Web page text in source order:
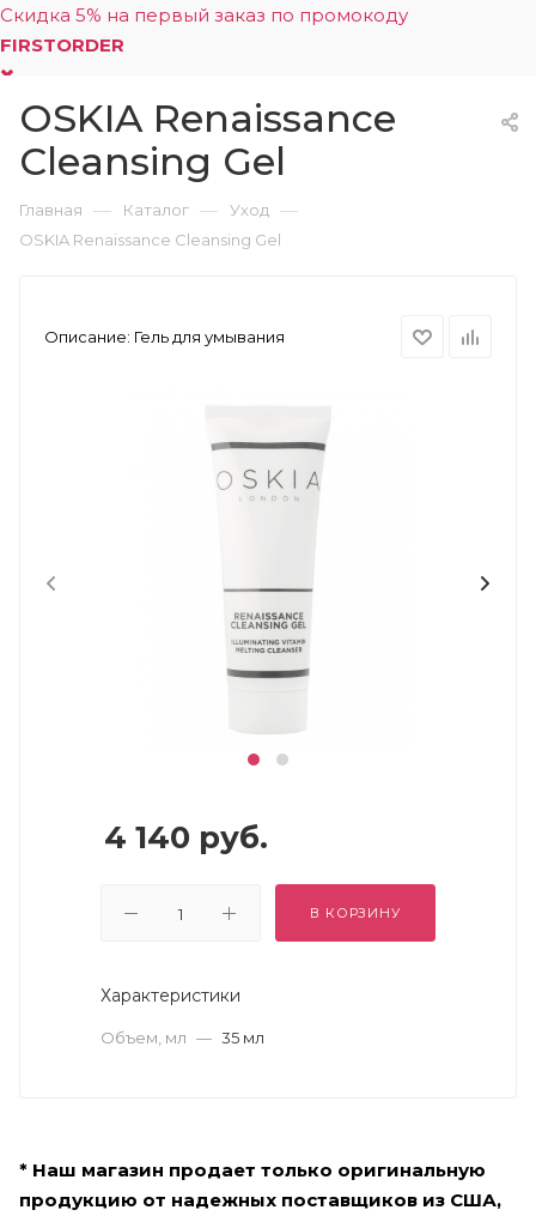
Скидка 5% на первый заказ по промокоду
FIRSTORDER
0
OSKIA Renaissance
Cleansing Gel
Главная — Каталог — Уход —
OSKIA Renaissance Cleansing Gel
Описание: Гель для умывания
4 140 руб.
В КОРЗИНУ
Характеристики
Объем, мл — 35 мл
* Наш магазин продает только оригинальную
продукцию от надежных поставщиков из США,